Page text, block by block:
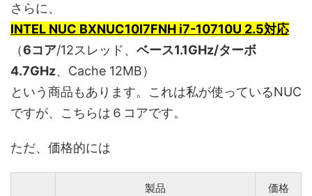
さらに、
INTEL NUC BXNUC10I7FNH i7-10710U 2.5対応
（6コア/12スレッド、 ベース1.1GHz/ターボ
4.7GHz、Cache 12MB）
という商品もあります。これは私が使っているNUC
ですが、こちらは６コアです。
ただ、価格的には
製品 価格